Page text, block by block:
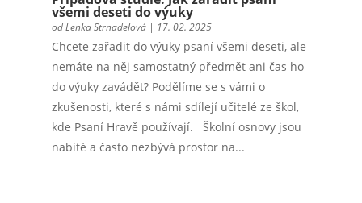
všemi deseti do výuky
odLenka Strnadelová| 17. 02. 2025
Chcete zařadit do výuky psaní všemi deseti, ale
nemáte na něj samostatný předmět ani čas ho
do výuky zavádět? Podělíme se s vámi o
zkušenosti, které s námi sdílejí učitelé ze škol,
kde Psaní Hravě používají. Školní osnovy jsou
nabité a často nezbývá prostor na...